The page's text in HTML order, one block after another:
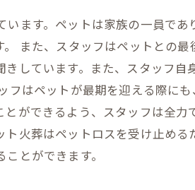
ます。ペットは家族の一員であ
また、スタッフはペットとの
しています。また、スタッフ自
はペットが最期を迎える際に
ができるよう、スタッフは全力
火葬はペットロスを受け止める
とができます。